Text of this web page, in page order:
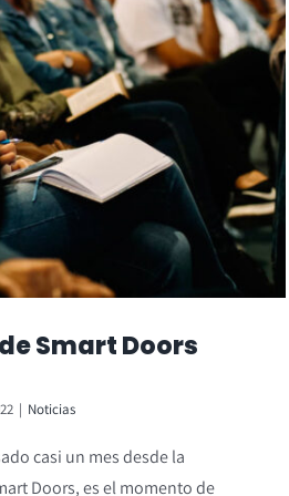
Smart Doors
| Noticias
casi un mes desde la
Doors, es el momento de